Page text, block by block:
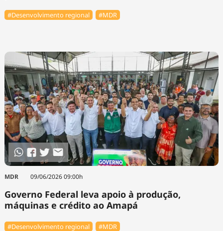
#Desenvolvimento regional #MDR
MDR 09/06/2026 09:00h
Governo Federal leva apoio à produção,
máquinas e crédito ao Amapá
#Desenvolvimento regional #MDR